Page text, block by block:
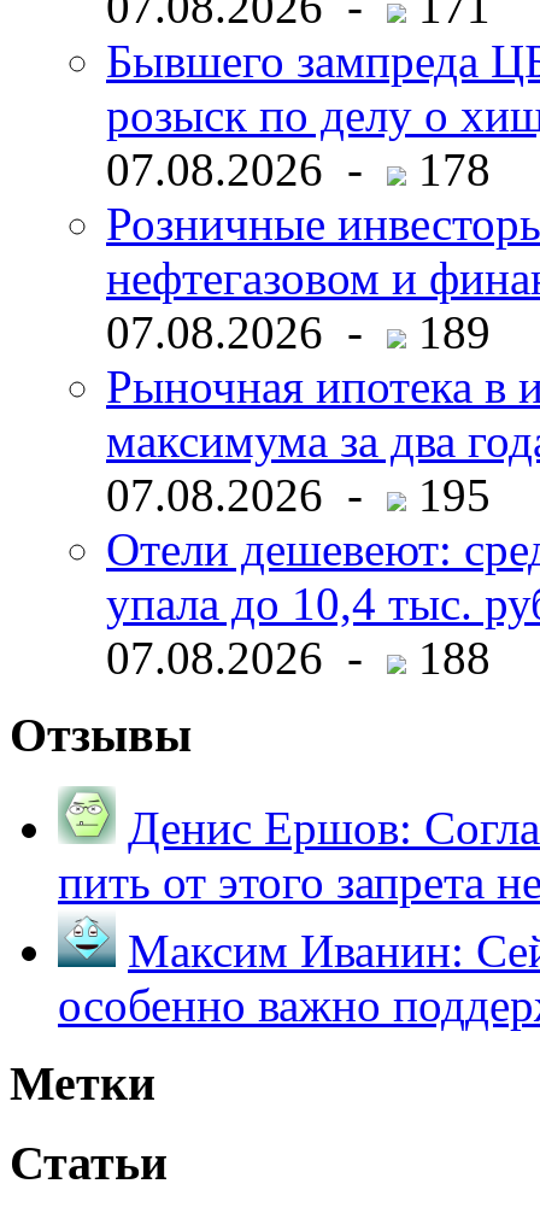
Бывшего зампреда
розыск по делу о
07.08.2026 -
178
Розничные
нефтегазовом и
07.08.2026 -
189
Рыночная ипотека в
максимума за два
07.08.2026 -
195
Отели дешевеют:
упала до 10,4 тыс.
07.08.2026 -
188
Отзывы
Денис Ершов:
пить от этого запрета
Максим Иванин:
особенно важно
Метки
Статьи